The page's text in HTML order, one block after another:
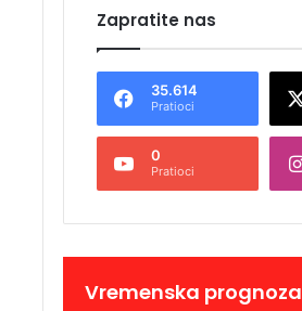
Zapratite nas
35.614
Pratioci
0
Pratioci
Vremenska prognoza